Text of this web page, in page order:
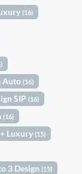
(16)
Auto(16)
SIP(16)
(16)
Luxury(15)
3 Design(15)